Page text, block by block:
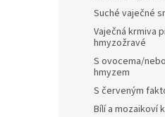
Suché vaječné
Vaječná krmiva
hmyzožravé
S ovocema/
hmyzem
S červeným
Bílí a mozaikoví